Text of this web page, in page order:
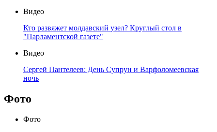
Видео
Кто развяжет молдавский узел? Круглый стол в
"Парламентской газете"
Видео
Сергей Пантелеев: День Супрун и Варфоломеевская
ночь
Фото
Фото